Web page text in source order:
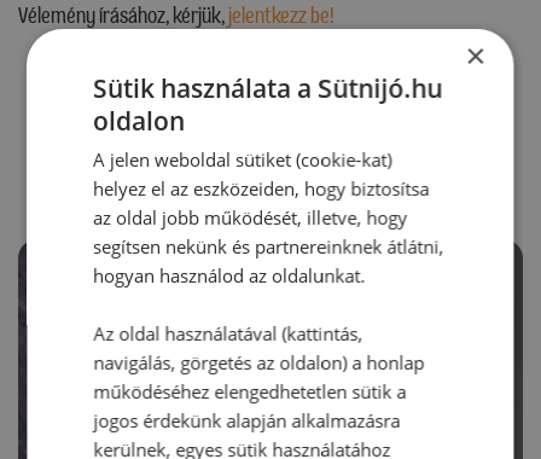
Vélemény írásához, kérjük,jelentkezz be!
RECEPTAJÁNLÓ
×
Sütik használata a Sütnijó.hu
oldalon
A jelen weboldal sütiket (cookie-kat)
helyez el az eszközeiden, hogy biztosítsa
az oldal jobb működését, illetve, hogy
segítsen nekünk és partnereinknek átlátni,
hogyan használod az oldalunkat.
Az oldal használatával (kattintás,
navigálás, görgetés az oldalon) a honlap
működéséhez elengedhetetlen sütik a
jogos érdekünk alapján alkalmazásra
kerülnek, egyes sütik használatához